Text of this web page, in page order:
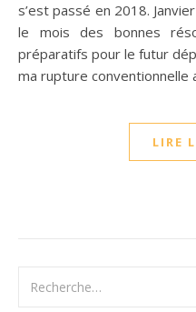
s’est passé en 2018.
le mois des bonnes
préparatifs pour le futur
ma rupture
LIRE